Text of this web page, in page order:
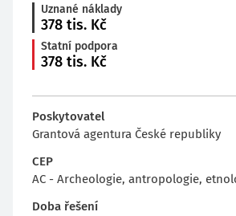
Uznané náklady
378 tis. Kč
Statní podpora
378 tis. Kč
Poskytovatel
Grantová agentura České republiky
CEP
AC - Archeologie, antropologie,
Doba řešení